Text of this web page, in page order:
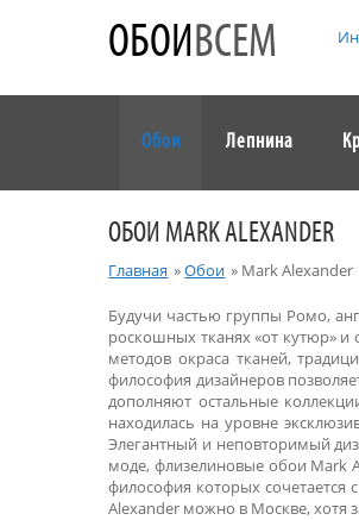
ОБОИВСЕМ
Обои Лепнина
ОБОИ MARK ALEXANDER
Главная »Обои » Mark Alexander
Будучи частью группы Ромо,
роскошных тканях «от кутюр»
методов окраса тканей,
философия дизайнеров
дополняют остальные
находилась на уровне
Элегантный и неповторимый
моде, флизелиновые обои Mark
философия которых
Alexander можно в Москве, хотя